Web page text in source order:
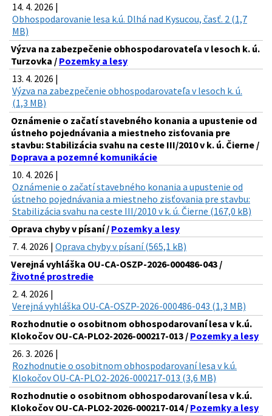
14. 4. 2026 |
Obhospodarovanie lesa k.ú. Dlhá nad Kysucou, časť. 2 (1,7
MB)
Výzva na zabezpečenie obhospodarovateľa v lesoch k. ú.
Turzovka / Pozemky a lesy
13. 4. 2026 |
Výzva na zabezpečenie obhospodarovateľa v lesoch k. ú.
(1,3 MB)
Oznámenie o začatí stavebného konania a upustenie od
ústneho pojednávania a miestneho zisťovania pre
stavbu: Stabilizácia svahu na ceste III/2010 v k. ú. Čierne /
Doprava a pozemné komunikácie
10. 4. 2026 |
Oznámenie o začatí stavebného konania a upustenie od
ústneho pojednávania a miestneho zisťovania pre stavbu:
Stabilizácia svahu na ceste III/2010 v k. ú. Čierne (167,0 kB)
Oprava chyby v písaní / Pozemky a lesy
7. 4. 2026 | Oprava chyby v písaní (565,1 kB)
Verejná vyhláška OU-CA-OSZP-2026-000486-043 /
Životné prostredie
2. 4. 2026 |
Verejná vyhláška OU-CA-OSZP-2026-000486-043 (1,3 MB)
Rozhodnutie o osobitnom obhospodarovaní lesa v k.ú.
Klokočov OU-CA-PLO2-2026-000217-013 / Pozemky a lesy
26. 3. 2026 |
Rozhodnutie o osobitnom obhospodarovaní lesa v k.ú.
Klokočov OU-CA-PLO2-2026-000217-013 (3,6 MB)
Rozhodnutie o osobitnom obhospodarovaní lesa v k.ú.
Klokočov OU-CA-PLO2-2026-000217-014 / Pozemky a lesy